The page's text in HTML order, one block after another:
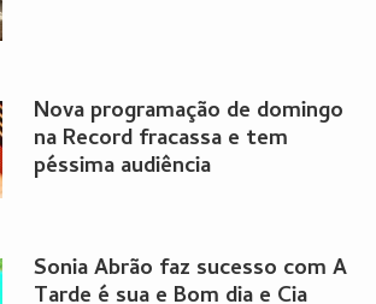
Nova programação de domingo
na Record fracassa e tem
péssima audiência
Sonia Abrão faz sucesso com A